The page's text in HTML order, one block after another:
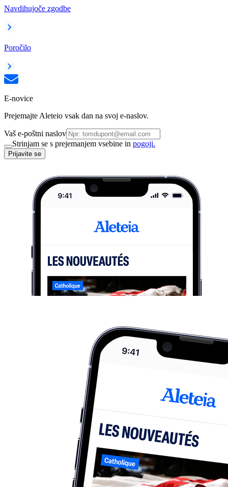
Navdihujoče zgodbe
Poročilo
E-novice
Prejemajte Aleteio vsak dan na svoj e-naslov.
Vaš e-poštni naslov
Strinjam se s prejemanjem vsebine in pogoji.
Prijavite se